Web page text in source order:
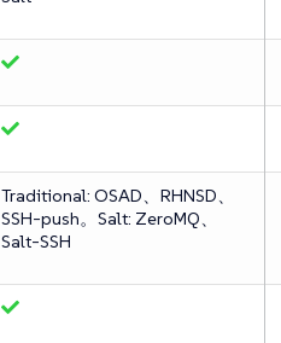
Traditional: OSAD、RHNSD、
SSH-push。Salt: ZeroMQ、
Salt-SSH